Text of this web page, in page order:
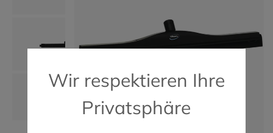
Wir respektieren Ihre
Privatsphäre